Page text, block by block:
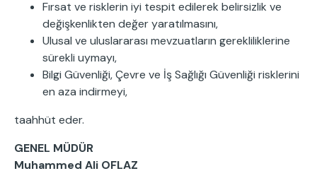
Fırsat ve risklerin iyi tespit edilerek belirsizlik ve
değişkenlikten değer yaratılmasını,
Ulusal ve uluslararası mevzuatların gerekliliklerine
sürekli uymayı,
Bilgi Güvenliği, Çevre ve İş Sağlığı Güvenliği risklerini
en aza indirmeyi,
taahhüt eder.
GENEL MÜDÜR
Muhammed Ali OFLAZ